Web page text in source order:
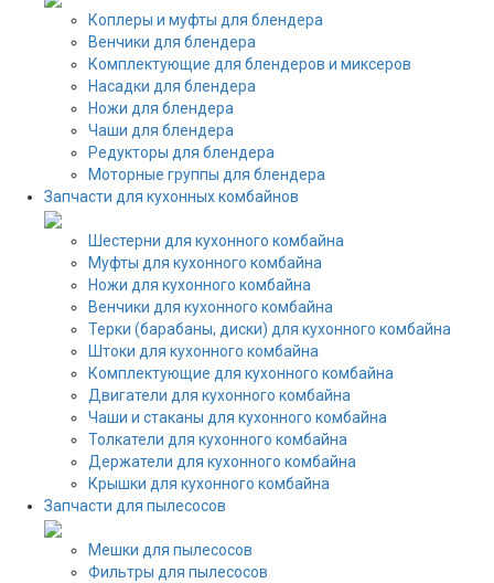
Коплеры и муфты для блендера
Венчики для блендера
Комплектующие для блендеров и миксеров
Насадки для блендера
Ножи для блендера
Чаши для блендера
Редукторы для блендера
Моторные группы для блендера
Запчасти для кухонных комбайнов
Шестерни для кухонного комбайна
Муфты для кухонного комбайна
Ножи для кухонного комбайна
Венчики для кухонного комбайна
Терки (барабаны, диски) для кухонного комбайна
Штоки для кухонного комбайна
Комплектующие для кухонного комбайна
Двигатели для кухонного комбайна
Чаши и стаканы для кухонного комбайна
Толкатели для кухонного комбайна
Держатели для кухонного комбайна
Крышки для кухонного комбайна
Запчасти для пылесосов
Мешки для пылесосов
Фильтры для пылесосов